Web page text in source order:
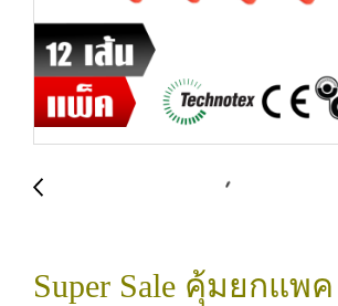
Super Sale คุ้มยกแพ